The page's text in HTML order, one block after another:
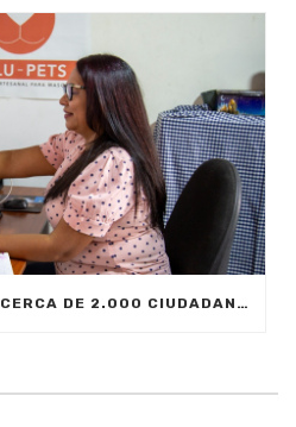
CON MEDELLÍNGLISH, CERCA DE 2.000 CIUDADANOS SE FORMARÁN EN INGLÉS FUNCIONAL PARA EL TRABAJO